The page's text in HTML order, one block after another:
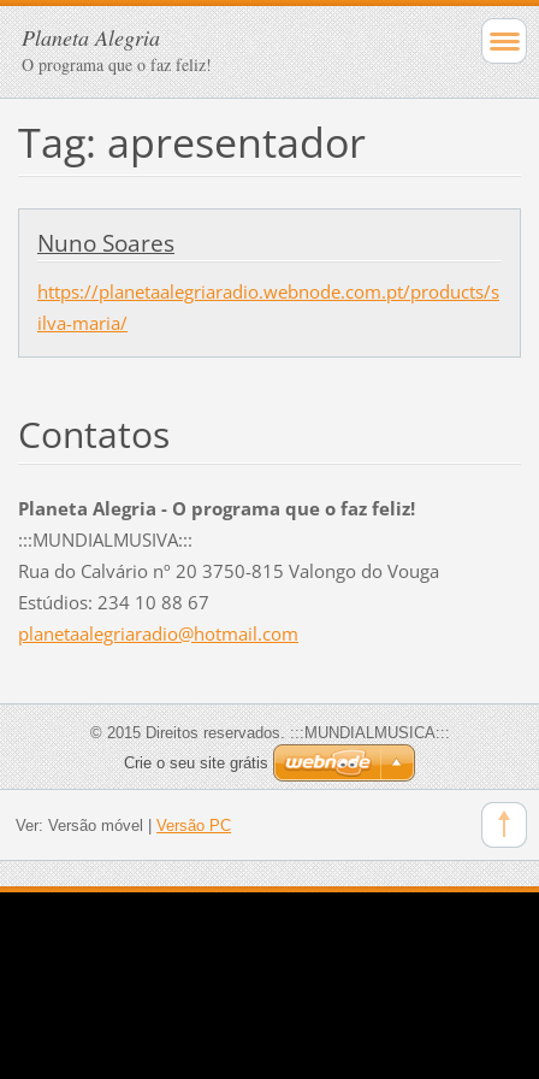
Planeta Alegria
O programa que o faz feliz!
Tag: apresentador
Nuno Soares
https://planetaalegriaradio.webnode.com.pt/products/s
ilva-maria/
Contatos
Planeta Alegria - O programa que o faz feliz!
:::MUNDIALMUSIVA:::
Rua do Calvário nº 20 3750-815 Valongo do Vouga
Estúdios: 234 10 88 67
planetaalegriaradio@hotmail.com
© 2015 Direitos reservados. :::MUNDIALMUSICA:::
Crie o seu site grátis
Ver: Versão móvel Versão PC